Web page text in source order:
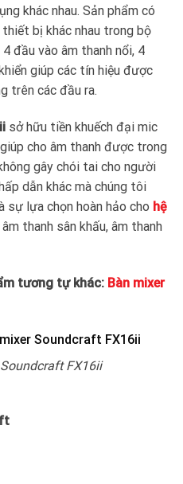
khác nhau. Sản phẩm có
bị khác nhau trong bộ
đầu vào âm thanh nổi, 4
giúp các tín hiệu được
trên các đầu ra.
sở hữu tiền khuếch đại mic
cho âm thanh được trong
gây chói tai cho người
dẫn khác mà chúng tôi
sự lựa chọn hoàn hảo cho hệ
âm thanh sân khấu, âm thanh
tương tự khác: Bàn mixer
Soundcraft FX16ii
FX16ii